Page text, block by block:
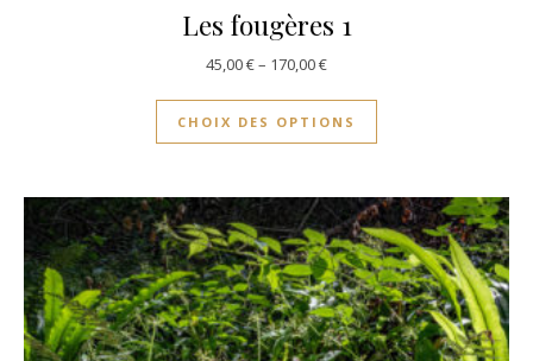
Les fougères 1
45,00€– 170,00€
CHOIX DES OPTIONS